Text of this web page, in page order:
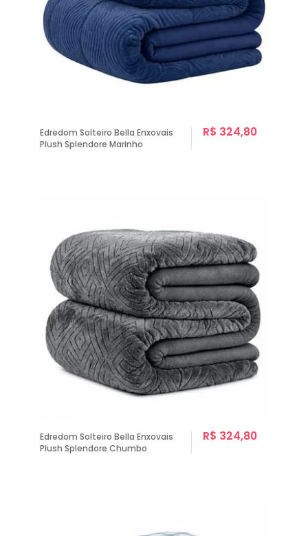
Edredom Solteiro Bella Enxovais
Plush Splendore Marinho
R$ 324,80
Edredom Solteiro Bella Enxovais
Plush Splendore Chumbo
R$ 324,80